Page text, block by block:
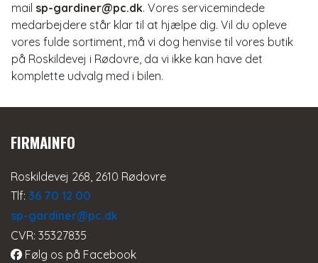
mail sp-gardiner@pc.dk. Vores servicemindede
medarbejdere står klar til at hjælpe dig. Vil du opleve
vores fulde sortiment, må vi dog henvise til vores butik
på Roskildevej i Rødovre, da vi ikke kan have det
komplette udvalg med i bilen.
FIRMAINFO
Roskildevej 268, 2610 Rødovre
Tlf: 36 70 12 00
sp-gardiner@pc.dk
CVR: 35327835
Følg os på Facebook